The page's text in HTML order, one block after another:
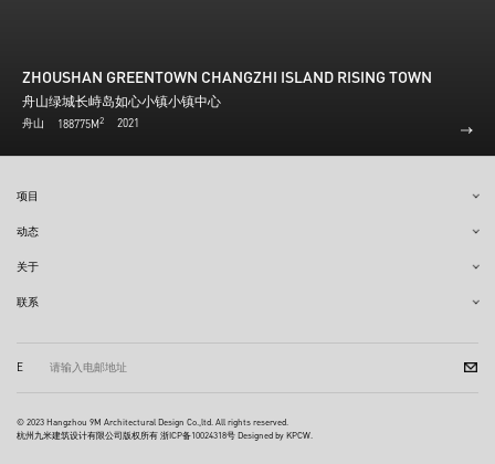
ZHOUSHAN GREENTOWN CHANGZHI ISLAND RISING TOWN
舟山绿城长峙岛如心小镇小镇中心
舟山 188775M2 2021
项目
动态
关于
联系
© 2023 Hangzhou 9M Architectural Design Co.,ltd. All rights reserved.
杭州九米建筑设计有限公司版权所有 浙ICP备10024318号 Designed by KPCW.
E